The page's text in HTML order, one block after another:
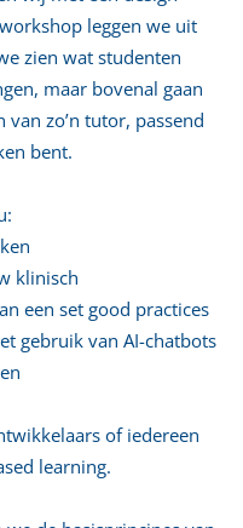
leggen we uit
zien wat studenten
maar bovenal gaan
zo’n tutor, passend
bent.
klinisch
een set good practices
gebruik van AI-chatbots
of iedereen
learning.